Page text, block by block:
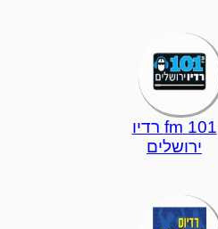
101 fm רדיו
ירושלים